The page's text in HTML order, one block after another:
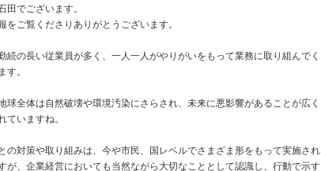
田でございます。
をご覧くださりありがとうございます。
続の長い従業員が多く、一人一人がやりがいをもって業務に取り組んでく
す。
球全体は自然破壊や環境汚染にさらされ、未来に悪影響があることが広く
ていますね。
の対策や取り組みは、今や市民、国レベルでさまざま形をもって実施され
が、企業経営においても当然ながら大切なこととして認識し、行動で示す